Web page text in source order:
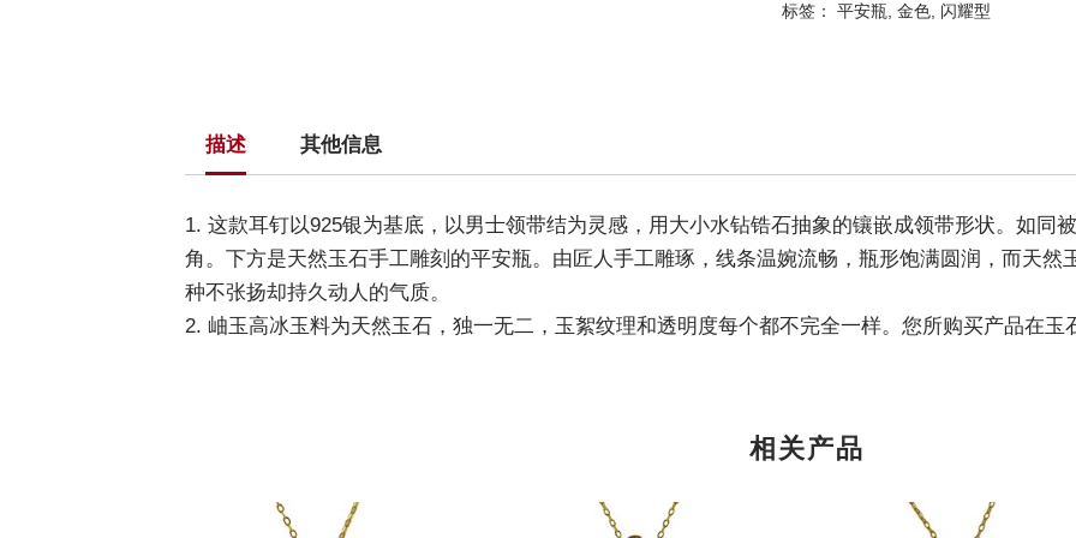
标签：平安瓶,金色, 闪耀型
描述 其他信息
1. 这款耳钉以925银为基底，以男士领带结为灵感，用大小水钻锆石抽象的镶嵌成领带形状。如同
角。下方是天然玉石手工雕刻的平安瓶。由匠人手工雕琢，线条温婉流畅，瓶形饱满圆润，而天然
种不张扬却持久动人的气质。
2. 岫玉高冰玉料为天然玉石，独一无二，玉絮纹理和透明度每个都不完全一样。您所购买产品在
相关产品